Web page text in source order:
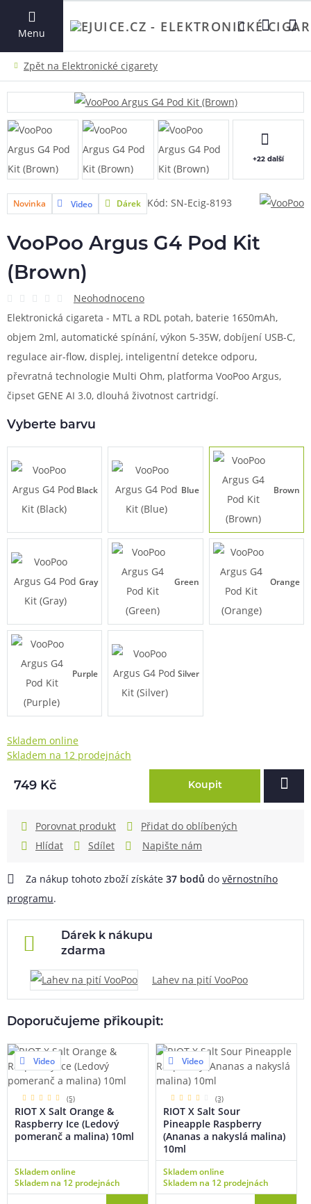
Menu
VYHLEDAT
+22 další
Novinka Video Dárek Kód: SN-Ecig-8193
VooPoo Argus G4 Pod Kit
(Brown)
Neohodnoceno
Elektronická cigareta - MTL a RDL potah, baterie 1650mAh,
objem 2ml, automatické spínání, výkon 5-35W, dobíjení USB-C,
regulace air-flow, displej, inteligentní detekce odporu,
převratná technologie Multi Ohm, platforma VooPoo Argus,
čipset GENE AI 3.0, dlouhá životnost cartridgí.
Vyberte barvu
Black Blue Brown
Gray Green Orange
Purple Silver
Skladem online
Skladem na 12 prodejnách
749 Kč Koupit
Porovnat produkt
Přidat do oblíbených
Hlídat
Sdílet Napište nám
Za nákup tohoto zboží získáte 37 bodů do věrnostního
programu.
Dárek k nákupu
zdarma
Lahev na pití VooPoo
Doporučujeme přikoupit:
Video
(5)
RIOT X Salt Orange &
Raspberry Ice (Ledový
pomeranč a malina) 10ml
Skladem online
Skladem na 12 prodejnách
Video
(3)
RIOT X Salt Sour
Pineapple Raspberry
(Ananas a nakyslá malina)
10ml
Skladem online
Skladem na 12 prodejnách